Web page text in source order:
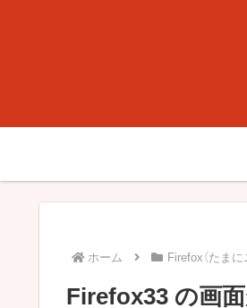
ホーム Firefox（たまに
Firefox33 の画